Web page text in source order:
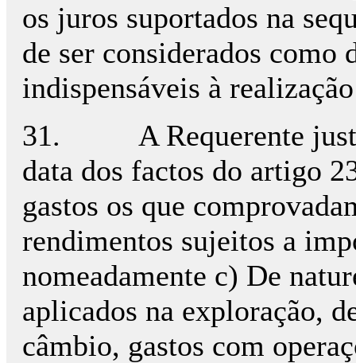
os juros suportados na
de ser considerados
indispensáveis à
31. A Requerente
data dos factos do artigo
gastos os que
rendimentos sujeitos a
nomeadamente c) De
aplicados na exploração,
câmbio, gastos com